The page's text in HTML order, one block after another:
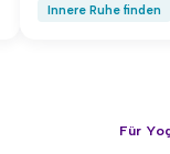
Innere Ruhe finden
Für